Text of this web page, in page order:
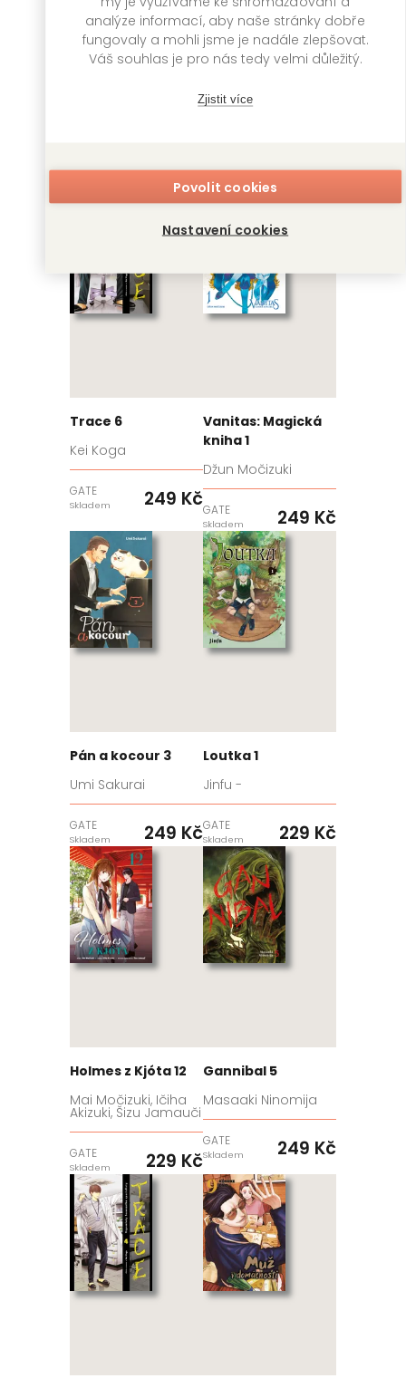
analýze informací, aby naše stránky dobře
fungovaly a mohli jsme je nadále zlepšovat.
Váš souhlas je pro nás tedy velmi důležitý.
Zjistit více
Povolit cookies
Nastavení cookies
Ragnarok:
GATE 249 Kč
Trace 5
Kei Koga
Trace 6
Kei Koga
GATE
Skladem 249 Kč
Vanitas: Magická
kniha 1
Džun Močizuki
GATE
Skladem 249 Kč
Pán a kocour 3
Umi Sakurai
GATE
Skladem 249 Kč
Loutka 1
Jinfu -
GATE
Skladem 229 Kč
Holmes z Kjóta 12
Mai Močizuki, Ičiha
Akizuki, Šizu Jamauči
GATE
Skladem 229 Kč
Gannibal 5
Masaaki Ninomija
GATE
Skladem 249 Kč